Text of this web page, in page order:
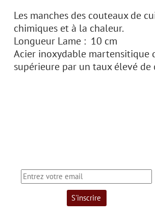
Les manches des couteaux de
chimiques et à la chaleur.
Longueur Lame : 10 cm
Acier inoxydable martensitique
supérieure par un taux élevé de